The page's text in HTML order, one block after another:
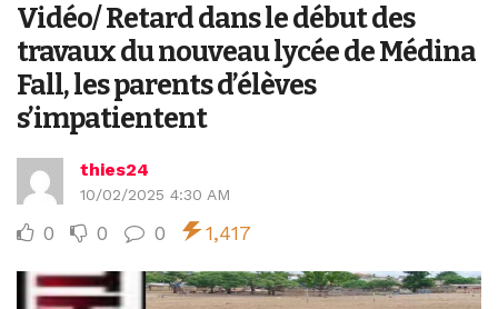
Vidéo/ Retard dans le début des
travaux du nouveau lycée de Médina
Fall, les parents d’élèves
s’impatientent
thies24
10/02/2025 4:30 AM
0 0 0 1,417